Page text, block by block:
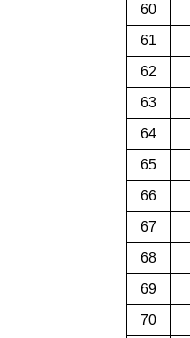
60
61
62
63
64
65
66
67
68
69
70